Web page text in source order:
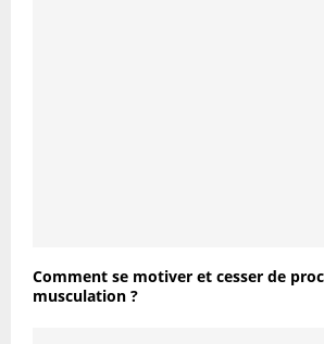
Comment se motiver et cesser de
musculation ?